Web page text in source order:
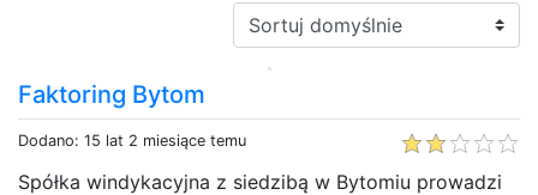
Sortuj:
Faktoring Bytom
Dodano: 15 lat 2 miesiące temu
Spółka windykacyjna z siedzibą w Bytomiu prowadzi